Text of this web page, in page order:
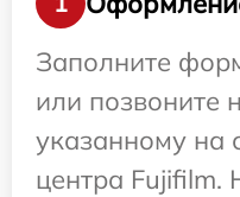
Заполните
или позвоните
указанному на
центра Fujifilm.